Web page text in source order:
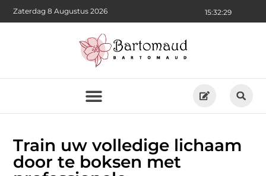
15:32:30
Zaterdag 8 Augustus 2026
Train uw volledige lichaam
door te boksen met